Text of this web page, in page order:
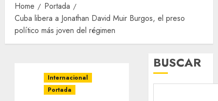
Home
Portada
Cuba libera a Jonathan David Muir Burgos, el preso
político más joven del régimen
Internacional
Portada
BUSCAR